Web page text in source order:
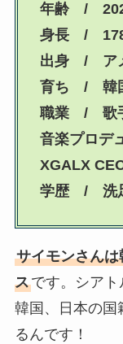
年齢 /
身長 /
出身 / ア
育ち / 韓
職業 / 歌手
音楽プロデ
XGALX
学歴 / 洗
サイモンさん
スです。シアト
韓国、日本の国
るんです！